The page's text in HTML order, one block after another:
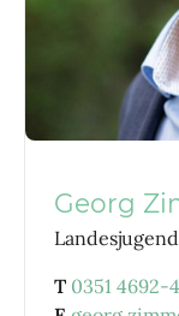
Georg
T 0351 4692-